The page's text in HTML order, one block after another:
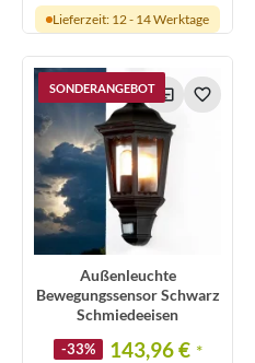
Lieferzeit: 12 - 14 Werktage
SONDERANGEBOT
Außenleuchte
Bewegungssensor Schwarz
Schmiedeeisen
-33% 143,96 € *